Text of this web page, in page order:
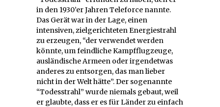
in den 1930’er Jahren Teleforce nannte.
Das Gerät war in der Lage, einen
intensiven, zielgerichteten Energiestrahl
zu erzeugen, “der verwendet werden
könnte, um feindliche Kampfflugzeuge,
ausländische Armeen oder irgendetwas
anderes zu entsorgen, das man lieber
nicht in der Welt hätte”. Der sogenannte
“Todesstrahl” wurde niemals gebaut, weil
er glaubte, dass er es für Länder zu einfach